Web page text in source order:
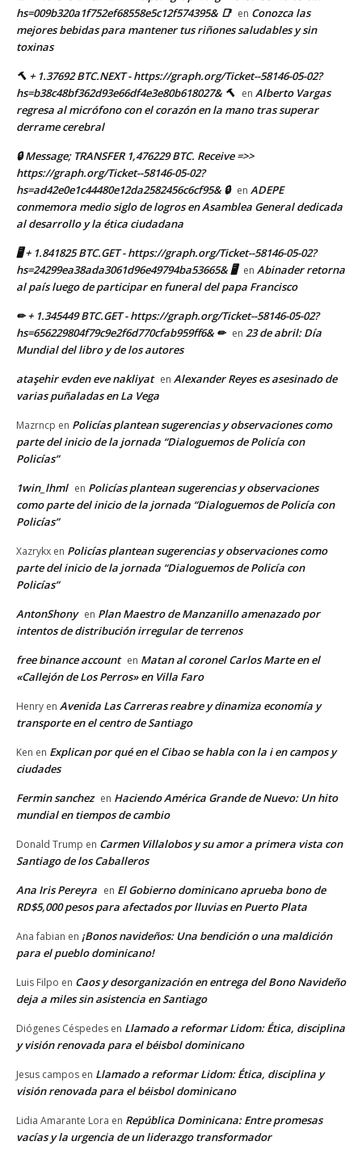
hs=009b320a1f752ef68558e5c12f574395& 📑 en Conozca las
mejores bebidas para mantener tus riñones saludables y sin
toxinas
🔨 + 1.37692 BTC.NEXT - https://graph.org/Ticket--58146-05-02?
hs=b38c48bf362d93e66df4e3e80b618027& 🔨 en Alberto Vargas
regresa al micrófono con el corazón en la mano tras superar
derrame cerebral
🔒 Message; TRANSFER 1,476229 BTC. Receive =>>
https://graph.org/Ticket--58146-05-02?
hs=ad42e0e1c44480e12da2582456c6cf95& 🔒 en ADEPE
conmemora medio siglo de logros en Asamblea General dedicada
al desarrollo y la ética ciudadana
🖥 + 1.841825 BTC.GET - https://graph.org/Ticket--58146-05-02?
hs=24299ea38ada3061d96e49794ba53665& 🖥 en Abinader retorna
al país luego de participar en funeral del papa Francisco
✏ + 1.345449 BTC.GET - https://graph.org/Ticket--58146-05-02?
hs=656229804f79c9e2f6d770cfab959ff6& ✏ en 23 de abril: Día
Mundial del libro y de los autores
ataşehir evden eve nakliyat en Alexander Reyes es asesinado de
varias puñaladas en La Vega
Mazrncp en Policías plantean sugerencias y observaciones como
parte del inicio de la jornada “Dialoguemos de Policía con
Policías”
1win_lhml en Policías plantean sugerencias y observaciones
como parte del inicio de la jornada “Dialoguemos de Policía con
Policías”
Xazrykx en Policías plantean sugerencias y observaciones como
parte del inicio de la jornada “Dialoguemos de Policía con
Policías”
AntonShony en Plan Maestro de Manzanillo amenazado por
intentos de distribución irregular de terrenos
free binance account en Matan al coronel Carlos Marte en el
«Callejón de Los Perros» en Villa Faro
Henry en Avenida Las Carreras reabre y dinamiza economía y
transporte en el centro de Santiago
Ken en Explican por qué en el Cibao se habla con la i en campos y
ciudades
Fermin sanchez en Haciendo América Grande de Nuevo: Un hito
mundial en tiempos de cambio
Donald Trump en Carmen Villalobos y su amor a primera vista con
Santiago de los Caballeros
Ana Iris Pereyra en El Gobierno dominicano aprueba bono de
RD$5,000 pesos para afectados por lluvias en Puerto Plata
Ana fabian en ¡Bonos navideños: Una bendición o una maldición
para el pueblo dominicano!
Luis Filpo en Caos y desorganización en entrega del Bono Navideño
deja a miles sin asistencia en Santiago
Diógenes Céspedes en Llamado a reformar Lidom: Ética, disciplina
y visión renovada para el béisbol dominicano
Jesus campos en Llamado a reformar Lidom: Ética, disciplina y
visión renovada para el béisbol dominicano
Lidia Amarante Lora en República Dominicana: Entre promesas
vacías y la urgencia de un liderazgo transformador